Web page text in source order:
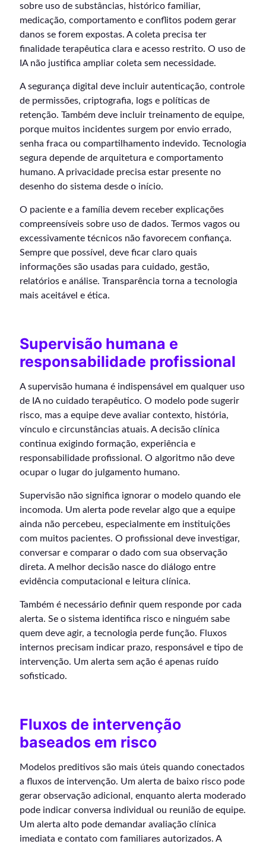
sobre uso de substâncias, histórico familiar,
medicação, comportamento e conflitos podem gerar
danos se forem expostas. A coleta precisa ter
finalidade terapêutica clara e acesso restrito. O uso de
IA não justifica ampliar coleta sem necessidade.
A segurança digital deve incluir autenticação, controle
de permissões, criptografia, logs e políticas de
retenção. Também deve incluir treinamento de equipe,
porque muitos incidentes surgem por envio errado,
senha fraca ou compartilhamento indevido. Tecnologia
segura depende de arquitetura e comportamento
humano. A privacidade precisa estar presente no
desenho do sistema desde o início.
O paciente e a família devem receber explicações
compreensíveis sobre uso de dados. Termos vagos ou
excessivamente técnicos não favorecem confiança.
Sempre que possível, deve ficar claro quais
informações são usadas para cuidado, gestão,
relatórios e análise. Transparência torna a tecnologia
mais aceitável e ética.
Supervisão humana e
responsabilidade profissional
A supervisão humana é indispensável em qualquer uso
de IA no cuidado terapêutico. O modelo pode sugerir
risco, mas a equipe deve avaliar contexto, história,
vínculo e circunstâncias atuais. A decisão clínica
continua exigindo formação, experiência e
responsabilidade profissional. O algoritmo não deve
ocupar o lugar do julgamento humano.
Supervisão não significa ignorar o modelo quando ele
incomoda. Um alerta pode revelar algo que a equipe
ainda não percebeu, especialmente em instituições
com muitos pacientes. O profissional deve investigar,
conversar e comparar o dado com sua observação
direta. A melhor decisão nasce do diálogo entre
evidência computacional e leitura clínica.
Também é necessário definir quem responde por cada
alerta. Se o sistema identifica risco e ninguém sabe
quem deve agir, a tecnologia perde função. Fluxos
internos precisam indicar prazo, responsável e tipo de
intervenção. Um alerta sem ação é apenas ruído
sofisticado.
Fluxos de intervenção
baseados em risco
Modelos preditivos são mais úteis quando conectados
a fluxos de intervenção. Um alerta de baixo risco pode
gerar observação adicional, enquanto alerta moderado
pode indicar conversa individual ou reunião de equipe.
Um alerta alto pode demandar avaliação clínica
imediata e contato com familiares autorizados. A